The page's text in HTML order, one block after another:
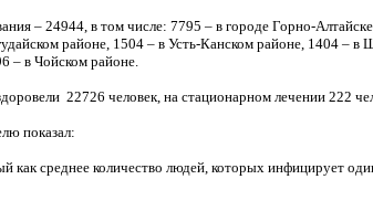
– 24944, в том числе: 7795 – в городе Горно-
районе, 1504 – в Усть-Канском районе, 1404 – в
– в Чойском районе.
22726 человек, на стационарном лечении 222
показал:
как среднее количество людей, которых инфицирует